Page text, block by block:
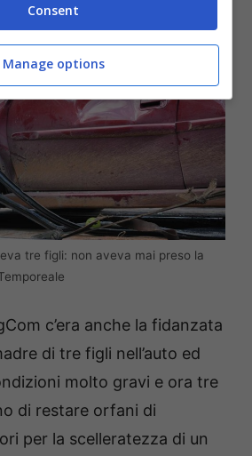
tre figli: non aveva mai preso la
c’era anche la fidanzata
di tre figli nell’auto ed
molto gravi e ora tre
di restare orfani di
per la scelleratezza di un
Consent
Manage options